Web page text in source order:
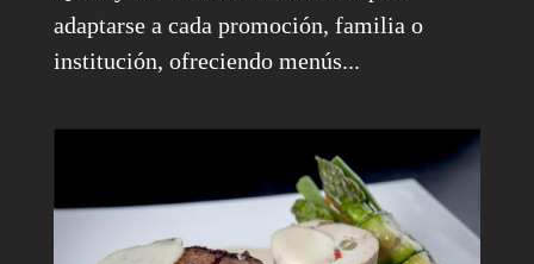
adaptarse a cada promoción, familia o
institución, ofreciendo menús...